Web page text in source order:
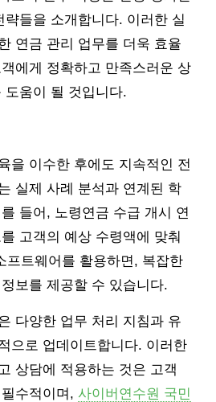
들을 소개합니다. 이러한 실
연금 관리 업무를 더욱 효율
에게 정확하고 만족스러운 상
도움이 될 것입니다.
을 이수한 후에도 지속적인 전
실제 사례 분석과 연계된 학
들어, 노령연금 수급 개시 연
고객의 예상 수령액에 맞춰
프트웨어를 활용하면, 복잡한
보를 제공할 수 있습니다.
다양한 업무 처리 지침과 유
으로 업데이트합니다. 이러한
상담에 적용하는 것은 고객
수적이며, 사이버연수원 국민